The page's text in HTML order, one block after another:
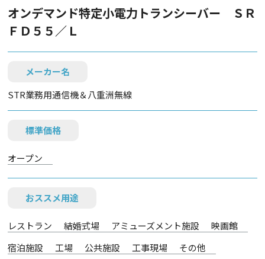
オンデマンド特定小電力トランシーバー ＳＲ
ＦＤ５５／Ｌ
メーカー名
STR業務用通信機＆八重洲無線
標準価格
オープン
おススメ用途
レストラン 結婚式場 アミューズメント施設
映画館
宿泊施設
工場 公共施設 工事現場 その他